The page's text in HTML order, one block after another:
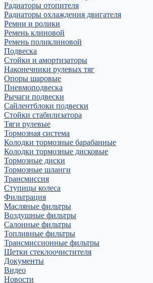
Радиаторы отопителя
Радиаторы охлаждения двигателя
Ремни и ролики
Ремень клиновой
Ремень поликлиновой
Подвеска
Стойки и амортизаторы
Наконечники рулевых тяг
Опоры шаровые
Пневмоподвеска
Рычаги подвески
Сайлентблоки подвески
Стойки стабилизатора
Тяги рулевые
Тормозная система
Колодки тормозные барабанные
Колодки тормозные дисковые
Тормозные диски
Тормозные шланги
Трансмиссия
Ступицы колеса
Фильтрация
Масляные фильтры
Воздушные фильтры
Салонные фильтры
Топливные фильтры
Трансмиссионные фильтры
Щетки стеклоочистителя
Документы
Видео
Новости